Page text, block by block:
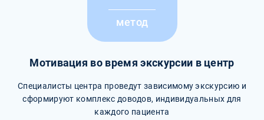
метод
Мотивация во время экскурсии в центр
Специалисты центра проведут зависимому экскурсию и
сформируют комплекс доводов, индивидуальных для
каждого пациента